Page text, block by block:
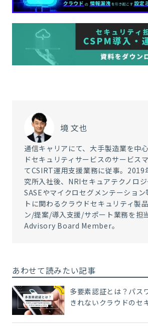
境 文也
通信キャリアにて、大手製造業を中
ドセキュリティサービスのサービス
てCSIRT運用支援業務に従事。2019
究所入社後、NRIセキュアテクノロジ
SASEやマイクロセグメンテーショ
トに関わるクラウドセキュリティ製
ン/提案/導入支援/サポート業務を担
Advisory Board Member。
あわせて読みたい記事
多要素認証とは？パス
きれないクラウドのセ